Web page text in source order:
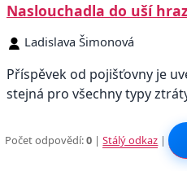
Naslouchadla do uší
Ladislava Šimonová
Příspěvek od pojišťovny je
stejná pro všechny typy
Počet odpovědí:0 |Stálý odkaz |